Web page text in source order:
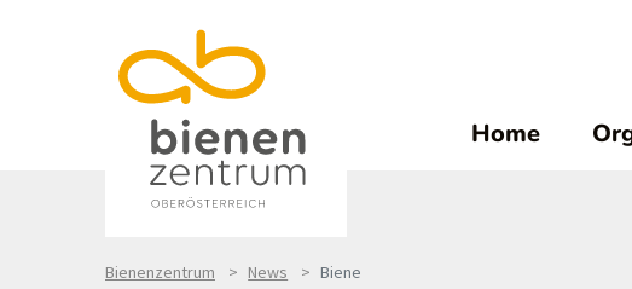
Home
Bienenzentrum News Biene